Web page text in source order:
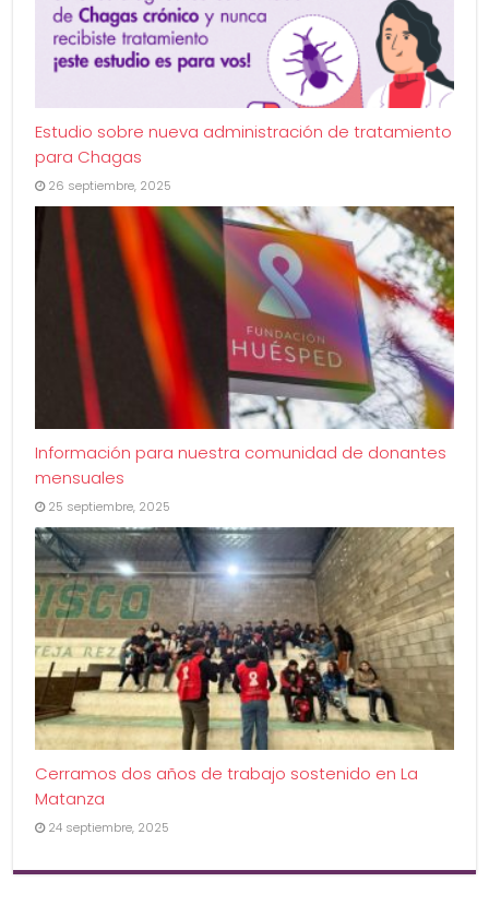
Estudio sobre nueva administración de tratamiento
para Chagas
26 septiembre, 2025
Información para nuestra comunidad de donantes
mensuales
25 septiembre, 2025
Cerramos dos años de trabajo sostenido en La
Matanza
24 septiembre, 2025